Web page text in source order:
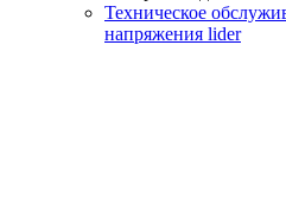
Техническое
напряжения lider